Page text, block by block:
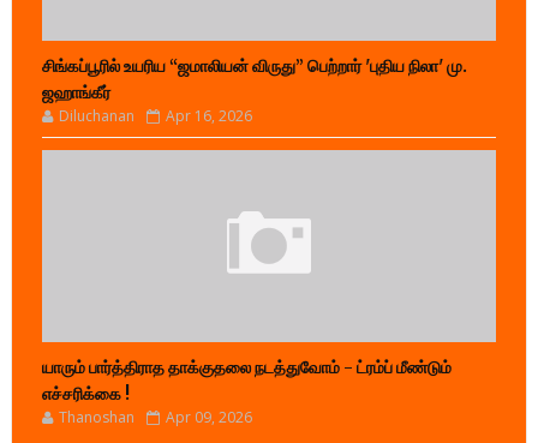
சிங்கப்பூரில் உயரிய “ஜமாலியன் விருது” பெற்றார் 'புதிய நிலா' மு.
ஜஹாங்கீர்
Diluchanan Apr 16, 2026
யாரும் பார்த்திராத தாக்குதலை நடத்துவோம் - ட்ரம்ப் மீண்டும்
எச்சரிக்கை !
Thanoshan Apr 09, 2026